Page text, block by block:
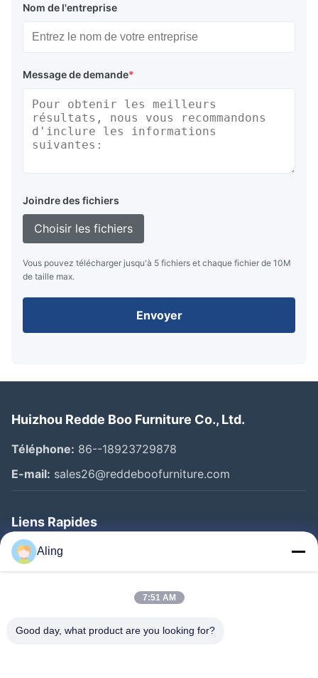
Nom de l'entreprise
Message de demande*
Joindre des fichiers
Choisir les fichiers
Vous pouvez télécharger jusqu'à 5 fichiers et chaque fichier de 10M
de taille max.
Envoyer
Huizhou Redde Boo Furniture Co., Ltd.
Téléphone: 86--18923729878
E-mail: sales26@reddeboofurniture.com
Liens Rapides
Aperçu
Produits
A Propos De Nous
Aling
7:51 AM
Good day, what product are you looking for?